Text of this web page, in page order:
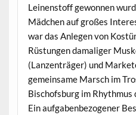
Leinenstoff gewonnen
Mädchen auf großes
war das Anlegen von
Rüstungen damaliger
(Lanzenträger) und
gemeinsame Marsch im
Bischofsburg im Rhythmus
Ein aufgabenbezogener